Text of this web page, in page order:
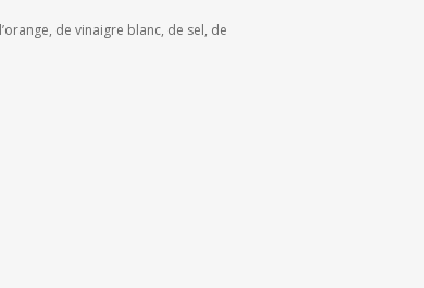
de vinaigre blanc, de sel, de